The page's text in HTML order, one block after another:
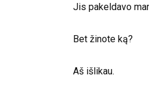
Jis pakeldavo
Bet žinote ką?
Aš išlikau.